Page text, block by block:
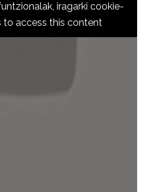
iragarki cookie-
to access this content